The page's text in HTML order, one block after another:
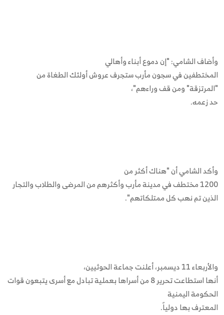
وأضاف الشامي: "إن دموع أبناء وأهالي
المختطفين في سجون مأرب ستجرف عروش أولئك الطغاة من
"المرتزقة" ومن قف وراءهم"،
حد زعمه.
وأكد الشامي أن "هناك أكثر من
1200 مختطف في مدينة مأرب وأكثرهم من المرضى والطلاب والتجار
الذين تم نهب كل ممتلكاتهم".
والأربعاء 11 ديسمبر، أعلنت جماعة الحوثيين،
أنها استطاعت تحرير 8 من أسراها بعملية تبادل مع أسرى يتبعون قوات
الحكومة اليمنية
المعترف بها دولياً.